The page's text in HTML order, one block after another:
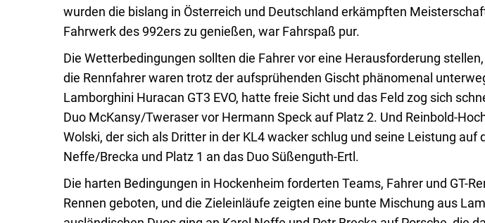
wurden die bislang in Österreich und Deutschland erkämpften
Fahrwerk des 992ers zu genießen, war Fahrspaß pur.
Die Wetterbedingungen sollten die Fahrer vor eine Herausforderung
die Rennfahrer waren trotz der aufsprühenden Gischt phänomenal
Lamborghini Huracan GT3 EVO, hatte freie Sicht und das Feld zog sich
Duo McKansy/Tweraser vor Hermann Speck auf Platz 2. Und Reinbold-
Wolski, der sich als Dritter in der KL4 wacker schlug und seine Leistung
Neffe/Brecka und Platz 1 an das Duo Süßenguth-Ertl.
Die harten Bedingungen in Hockenheim forderten Teams, Fahrer und GT-
Rennen geboten, und die Zieleinläufe zeigten eine bunte Mischung aus